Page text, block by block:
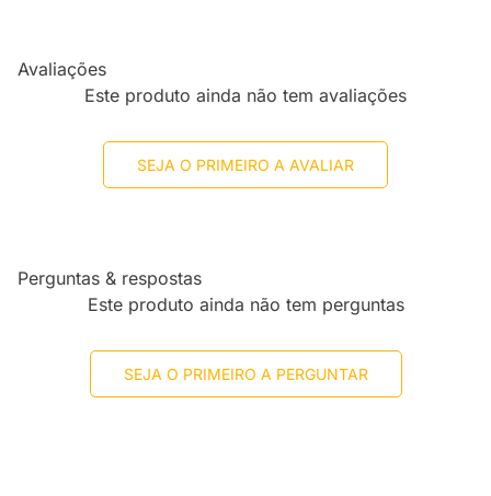
Avaliações
Este produto ainda não tem avaliações
SEJA O PRIMEIRO A AVALIAR
Perguntas & respostas
Este produto ainda não tem perguntas
SEJA O PRIMEIRO A PERGUNTAR